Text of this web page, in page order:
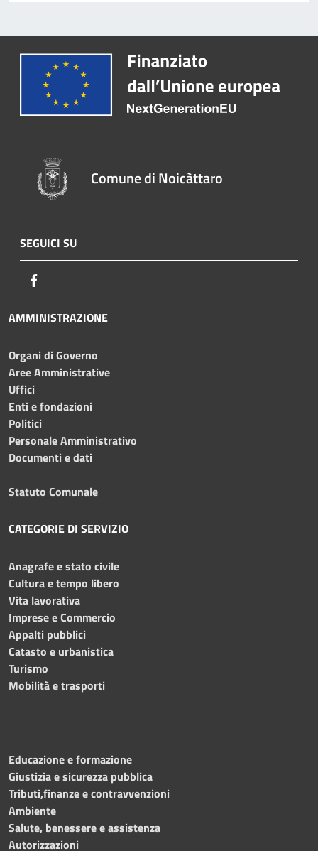
Comune di Noicàttaro
SEGUICI SU
AMMINISTRAZIONE
Organi di Governo
Aree Amministrative
Uffici
Enti e fondazioni
Politici
Personale Amministrativo
Documenti e dati
Statuto Comunale
CATEGORIE DI SERVIZIO
Anagrafe e stato civile
Cultura e tempo libero
Vita lavorativa
Imprese e Commercio
Appalti pubblici
Catasto e urbanistica
Turismo
Mobilità e trasporti
Educazione e formazione
Giustizia e sicurezza pubblica
Tributi,finanze e contravvenzioni
Ambiente
Salute, benessere e assistenza
Autorizzazioni